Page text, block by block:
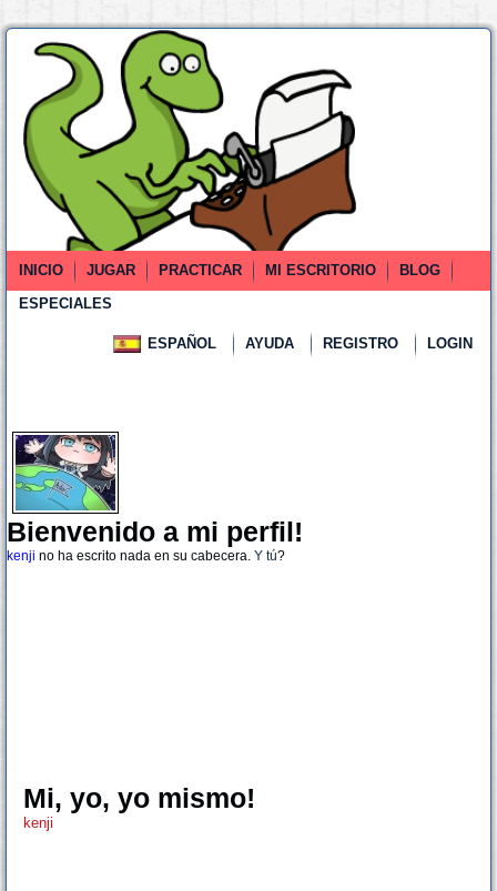
INICIO JUGAR PRACTICAR MI ESCRITORIO
BLOG
ESPECIALES
ESPAÑOL AYUDA REGISTRO LOGIN
Bienvenido a mi perfil!
kenji no ha escrito nada en su cabecera. Y tú?
Mi, yo, yo mismo!
kenji